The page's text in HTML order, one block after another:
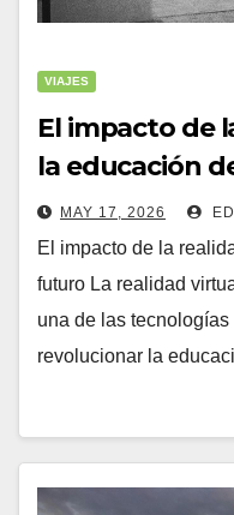
VIAJES
El impacto de
la educación
MAY 17, 2026
El impacto de la
futuro La realidad
una de las
revolucionar la